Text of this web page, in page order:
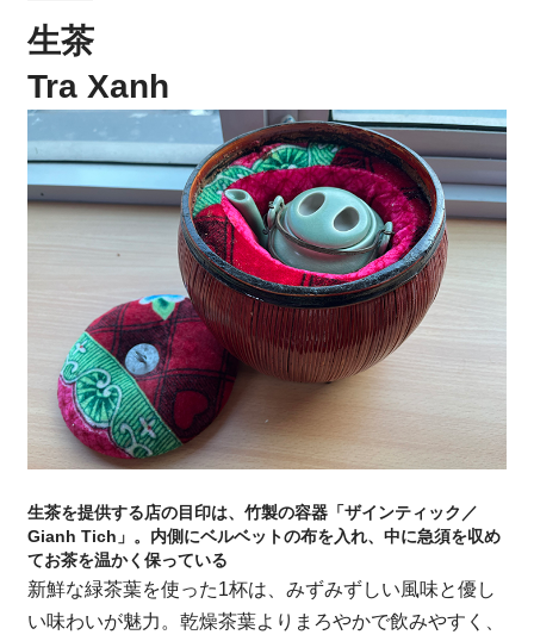
生茶
Tra Xanh
生茶を提供する店の目印は、竹製の容器「ザインティック／
Gianh Tich」。内側にベルベットの布を入れ、中に急須を収め
てお茶を温かく保っている
新鮮な緑茶葉を使った1杯は、みずみずしい風味と優し
い味わいが魅力。乾燥茶葉よりまろやかで飲みやすく、